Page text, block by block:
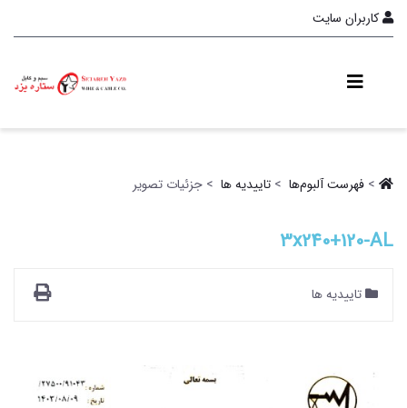
کاربران سایت
> فهرست آلبو‌م‌ها ‏ > تاییدیه ها ‏ > جزئیات تصویر
3x240+120-AL
تاییدیه ها